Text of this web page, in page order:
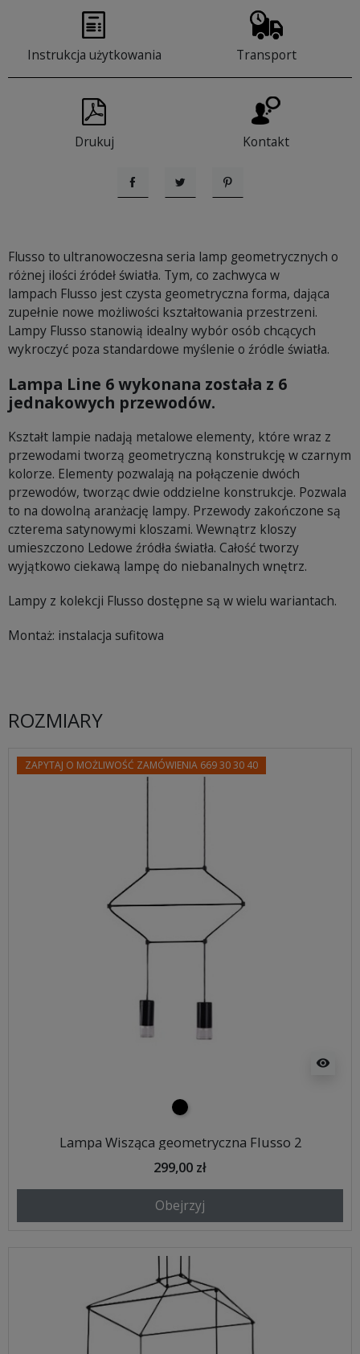
Instrukcja użytkowania Transport
Drukuj Kontakt
UdostępnijTweetujPinterest
Flusso to ultranowoczesna seria lamp geometrycznych o
różnej ilości źródeł światła. Tym, co zachwyca w
lampach Flusso jest czysta geometryczna forma, dająca
zupełnie nowe możliwości kształtowania przestrzeni.
Lampy Flusso stanowią idealny wybór osób chcących
wykroczyć poza standardowe myślenie o źródle światła.
Lampa Line 6 wykonana została z 6
jednakowych przewodów.
Kształt lampie nadają metalowe elementy, które wraz z
przewodami tworzą geometryczną konstrukcję w czarnym
kolorze. Elementy pozwalają na połączenie dwóch
przewodów, tworząc dwie oddzielne konstrukcje. Pozwala
to na dowolną aranżację lampy. Przewody zakończone są
czterema satynowymi kloszami. Wewnątrz kloszy
umieszczono Ledowe źródła światła. Całość tworzy
wyjątkowo ciekawą lampę do niebanalnych wnętrz.
Lampy z kolekcji Flusso dostępne są w wielu wariantach.
Montaż: instalacja sufitowa
ROZMIARY
ZAPYTAJ O MOŻLIWOŚĆ ZAMÓWIENIA 669 30 30 40
visibility
czarny
Lampa Wisząca geometryczna Flusso 2
299,00 zł
Obejrzyj